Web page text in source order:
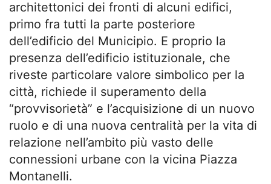
architettonici dei fronti di alcuni edifici,
primo fra tutti la parte posteriore
dell’edificio del Municipio. E proprio la
presenza dell’edificio istituzionale, che
riveste particolare valore simbolico per la
città, richiede il superamento della
“provvisorietà” e l’acquisizione di un nuovo
ruolo e di una nuova centralità per la vita di
relazione nell’ambito più vasto delle
connessioni urbane con la vicina Piazza
Montanelli.